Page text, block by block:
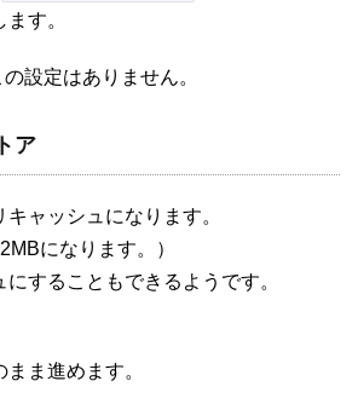
す。
設定はありません。
ア
ャッシュになります。
になります。）
することもできるようです。
ま進めます。